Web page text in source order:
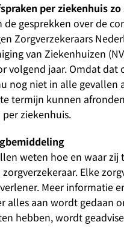
per ziekenhuis
de gesprekken over de
Zorgverzekeraars
van Ziekenhuizen
volgend jaar. Omdat
nog niet in alle gevallen
termijn kunnen
ziekenhuis.
weten hoe en waar
Elke
Meer informatie
alles aan wordt gedaan
hebben, wordt